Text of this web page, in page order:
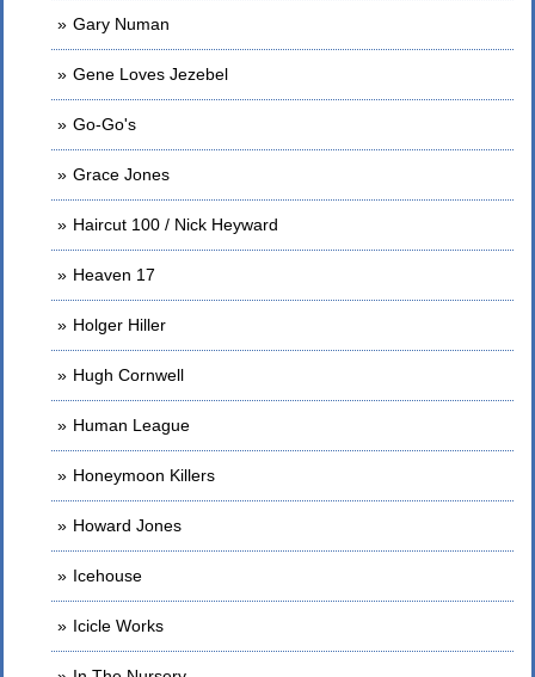
Gary Numan
Gene Loves Jezebel
Go-Go's
Grace Jones
Haircut 100 / Nick Heyward
Heaven 17
Holger Hiller
Hugh Cornwell
Human League
Honeymoon Killers
Howard Jones
Icehouse
Icicle Works